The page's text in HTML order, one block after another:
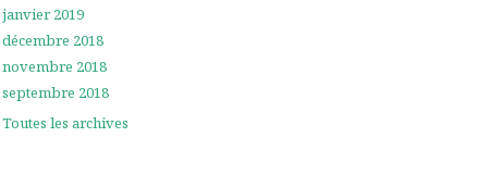
janvier 2019
décembre 2018
novembre 2018
septembre 2018
Toutes les archives